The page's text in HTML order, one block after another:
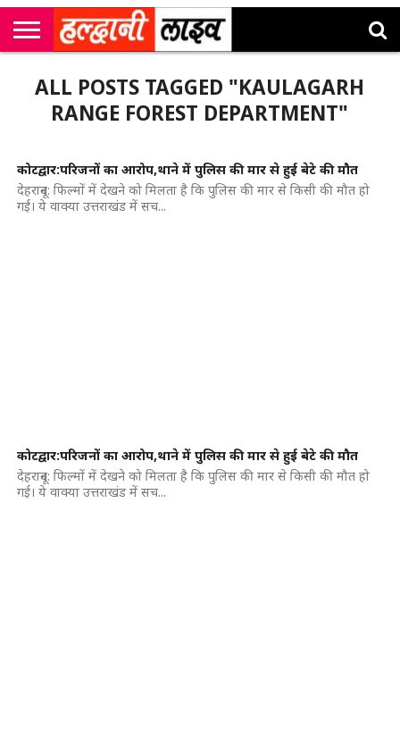
सी
एम
कॉर्नर
उत्तराखंड
न्यूज़
खेल
मनोरंजन
सम्पादकीय
जॉब
अलर्ट्स
ALL POSTS TAGGED "KAULAGARH
RANGE FOREST DEPARTMENT"
कोटद्वार:परिजनों का आरोप,थाने में पुलिस की मार से हुई बेटे की मौत
देहरादून: फिल्मों में देखने को मिलता है कि पुलिस की मार से किसी की मौत हो
गई। ये वाक्या उत्तराखंड में सच...
कोटद्वार:परिजनों का आरोप,थाने में पुलिस की मार से हुई बेटे की मौत
देहरादून: फिल्मों में देखने को मिलता है कि पुलिस की मार से किसी की मौत हो
गई। ये वाक्या उत्तराखंड में सच...